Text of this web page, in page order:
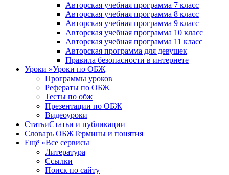
Авторская учебная программа 7 класс
Авторская учебная программа 8 класс
Авторская учебная программа 9 класс
Авторская учебная программа 10 класс
Авторская учебная программа 11 класс
Авторская программа для девушек
Правила безопасности в интернете
Уроки »Уроки по ОБЖ
Программы уроков
Рефераты по ОБЖ
Тесты по обж
Презентации по ОБЖ
Видеоуроки
СтатьиСтатьи и публикации
Словарь ОБЖТермины и понятия
Ещё »Все сервисы
Литература
Ссылки
Поиск по сайту